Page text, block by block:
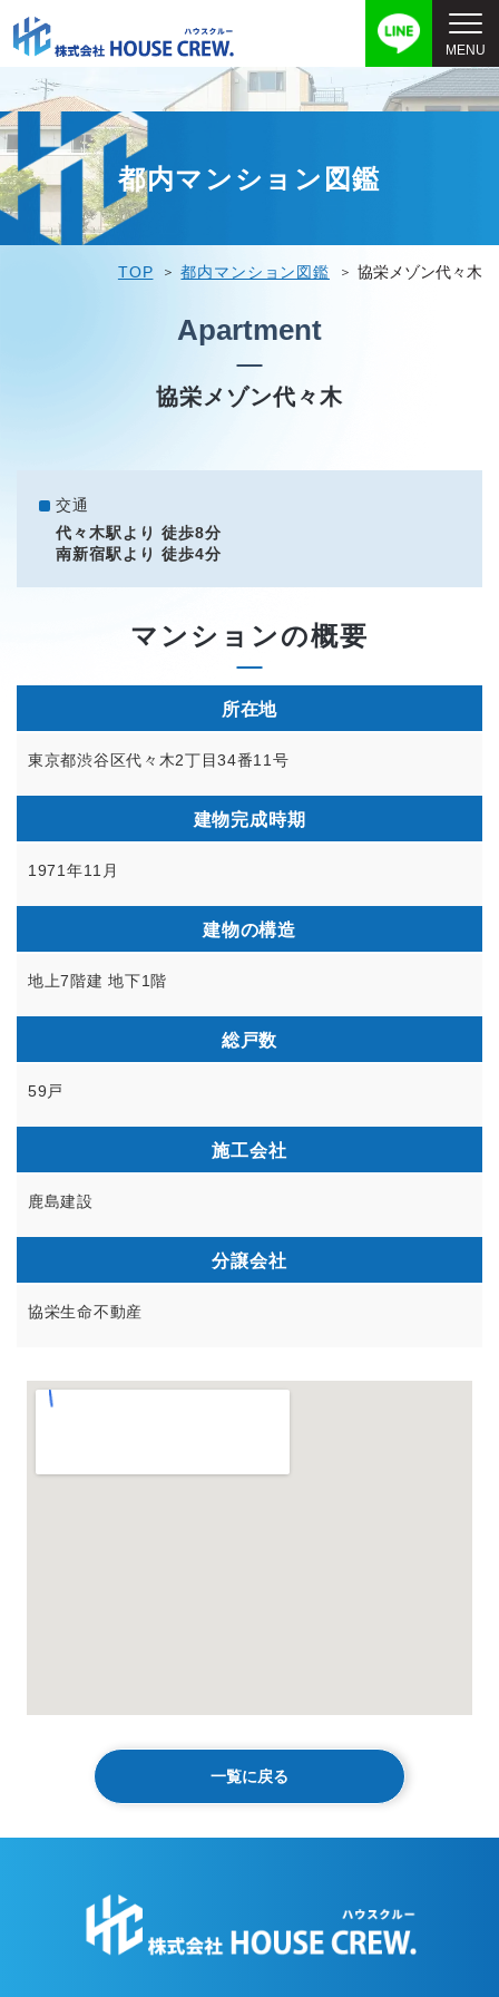
都内マンション図鑑
TOP 都内マンション図鑑 協栄メゾン代々木
Apartment
協栄メゾン代々木
交通
代々木駅より 徒歩8分
南新宿駅より 徒歩4分
マンションの概要
所在地
東京都渋谷区代々木2丁目34番11号
建物完成時期
1971年11月
建物の構造
地上7階建 地下1階
総戸数
59戸
施工会社
鹿島建設
分譲会社
協栄生命不動産
一覧に戻る